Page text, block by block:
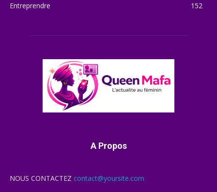
Entreprendre
152
A Propos
NOUS CONTACTEZ contact@yoursite.com